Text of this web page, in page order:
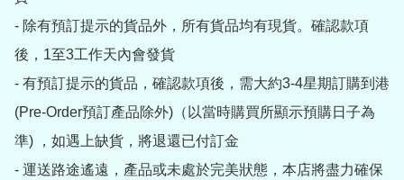
- 除有預訂提示的貨品外，所有貨品均有現貨。確認款項
後，1至3工作天內會發貨
- 有預訂提示的貨品，確認款項後，需大約3-4星期訂購到港
(Pre-Order預訂產品除外)（以當時購買所顯示預購日子為
準) ，如遇上缺貨，將退還已付訂金
- 運送路途遙遠，產品或未處於完美狀態，本店將盡力確保